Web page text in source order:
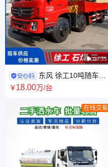
 00:35
东风 徐工10吨随车吊
7米5车厢长度 带后支腿 上部操
￥18.00万/台
在线交易